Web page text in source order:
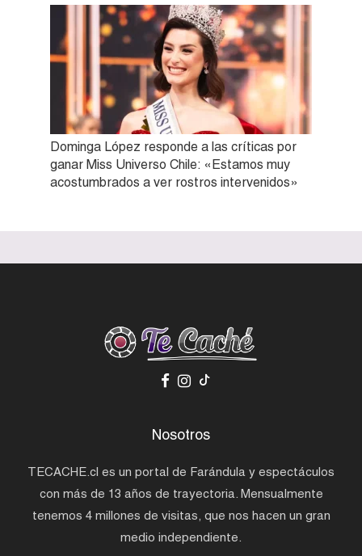
Dominga López responde a las críticas por
ganar Miss Universo Chile: «Estamos muy
acostumbrados a ver rostros intervenidos»
Nosotros
TECACHE.cl es un portal de Farándula y espectáculos
con más de 13 años de trayectoria. Mensualmente
tenemos 4 millones de visitas, que nos hacen un gran
medio independiente.